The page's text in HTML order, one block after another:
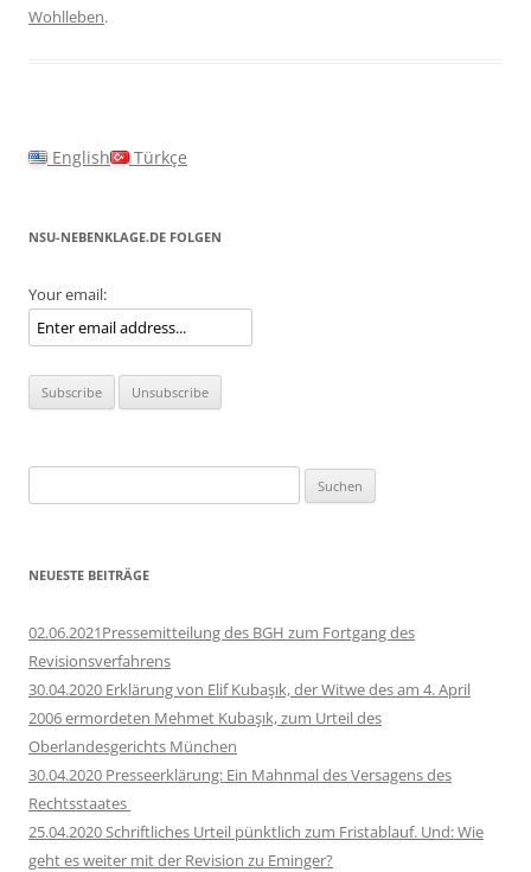
Wohlleben.
English Türkçe
NSU-NEBENKLAGE.DE FOLGEN
Your email:
nach:
NEUESTE BEITRÄGE
02.06.2021Pressemitteilung des BGH zum Fortgang des
Revisionsverfahrens
30.04.2020 Erklärung von Elif Kubaşık, der Witwe des am 4. April
2006 ermordeten Mehmet Kubaşık, zum Urteil des
Oberlandesgerichts München
30.04.2020 Presseerklärung: Ein Mahnmal des Versagens des
Rechtsstaates
25.04.2020 Schriftliches Urteil pünktlich zum Fristablauf. Und: Wie
geht es weiter mit der Revision zu Eminger?